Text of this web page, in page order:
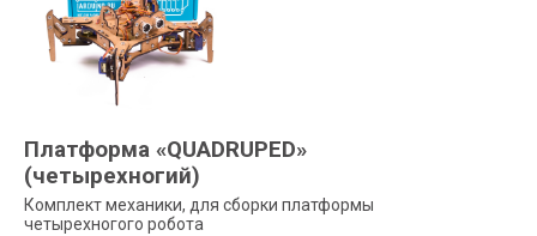
Платформа «QUADRUPED»
(четырехногий)
Комплект механики, для сборки платформы
четырехногого робота